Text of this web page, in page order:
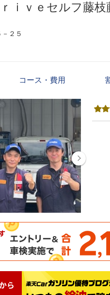
ｉｖｅセルフ藤枝
２５
コース・費用